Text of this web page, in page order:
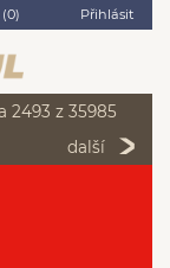
0) Přihlásit
2493 z 35985
další